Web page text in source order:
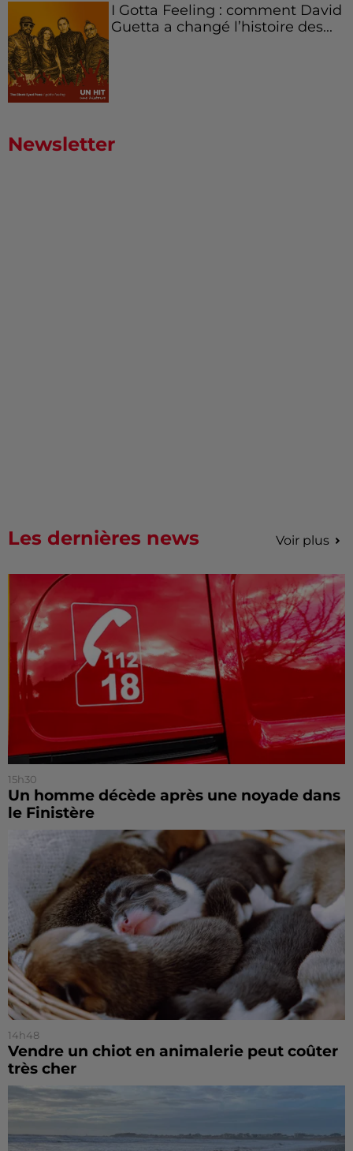
I Gotta Feeling : comment David
Guetta a changé l’histoire des...
Newsletter
Les dernières news Voir plus
15h30
Un homme décède après une noyade dans
le Finistère
14h48
Vendre un chiot en animalerie peut coûter
très cher